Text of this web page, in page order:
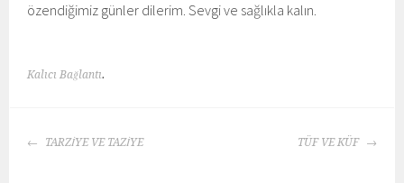
özendiğimiz günler dilerim. Sevgi ve sağlıkla kalın.
Kalıcı Bağlantı.
YAZI
TARZİYE VE TAZİYE TÜF VE KÜF